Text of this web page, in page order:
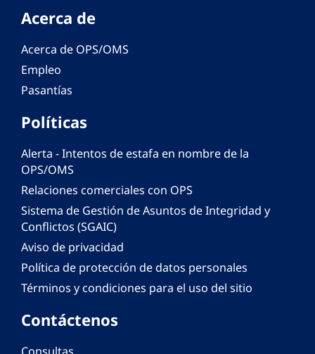
Acerca de
Acerca de OPS/OMS
Empleo
Pasantías
Políticas
Alerta - Intentos de estafa en nombre de la
OPS/OMS
Relaciones comerciales con OPS
Sistema de Gestión de Asuntos de Integridad y
Conflictos (SGAIC)
Aviso de privacidad
Política de protección de datos personales
Términos y condiciones para el uso del sitio
Contáctenos